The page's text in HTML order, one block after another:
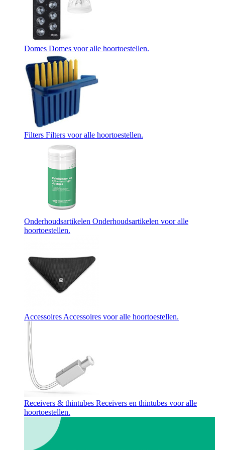
Domes Domes voor alle hoortoestellen.
Filters Filters voor alle hoortoestellen.
Onderhoudsartikelen Onderhoudsartikelen voor alle
hoortoestellen.
Accessoires Accessoires voor alle hoortoestellen.
Receivers & thintubes Receivers en thintubes voor alle
hoortoestellen.